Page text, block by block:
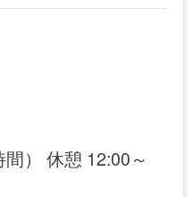
） 休憩 12:00～